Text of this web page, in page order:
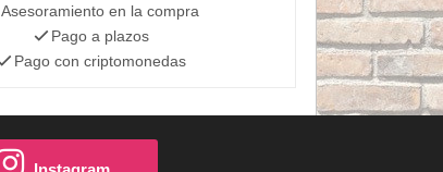
Asesoramiento en la compra
Pago a plazos
Pago con criptomonedas